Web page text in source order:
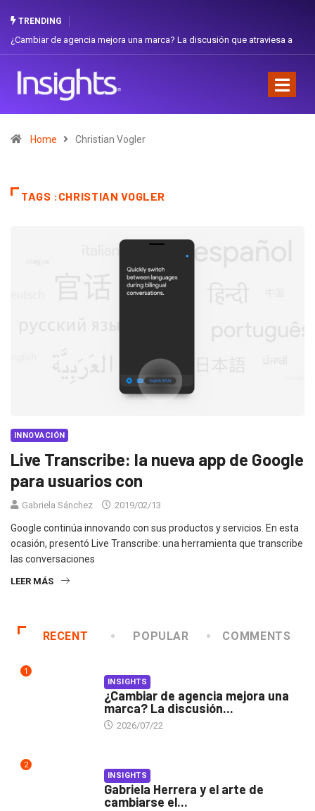
TRENDING
¿Cambiar de agencia mejora una marca? La discusión que atraviesa a
Home Christian Vogler
TAGS :CHRISTIAN VOGLER
INNOVACIÓN
Live Transcribe: la nueva app de Google
para usuarios con
Gabriela Sánchez 2019/02/13
Google continúa innovando con sus productos y servicios. En esta
ocasión, presentó Live Transcribe: una herramienta que transcribe
las conversaciones
LEER MÁS
RECENT POPULAR COMMENTS
1
INSIGHTS
¿Cambiar de agencia mejora una
marca? La discusión...
2026/07/22
2
INSIGHTS
Gabriela Herrera y el arte de
cambiarse el...